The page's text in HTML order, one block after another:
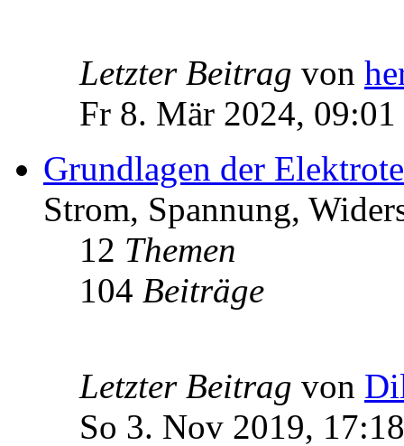
Letzter Beitrag von
Fr 8. Mär 2024, 09:01
Grundlagen der
Strom, Spannung,
12 Themen
104 Beiträge
Letzter Beitrag von
So 3. Nov 2019, 17:18